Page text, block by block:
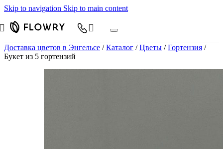
Skip to navigation Skip to main content
Доставка цветов в Энгельсе / Каталог / Цветы / Гортензия /
Букет из 5 гортензий